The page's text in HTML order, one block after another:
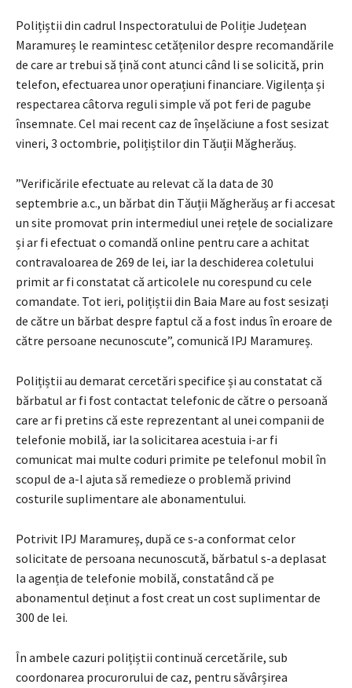
Polițiștii din cadrul Inspectoratului de Poliție Județean
Maramureș le reamintesc cetățenilor despre recomandările
de care ar trebui să țină cont atunci când li se solicită, prin
telefon, efectuarea unor operațiuni financiare. Vigilența și
respectarea câtorva reguli simple vă pot feri de pagube
însemnate. Cel mai recent caz de înșelăciune a fost sesizat
vineri, 3 octombrie, polițiștilor din Tăuții Măgherăuș.
”Verificările efectuate au relevat că la data de 30
septembrie a.c., un bărbat din Tăuții Măgherăuș ar fi accesat
un site promovat prin intermediul unei rețele de socializare
și ar fi efectuat o comandă online pentru care a achitat
contravaloarea de 269 de lei, iar la deschiderea coletului
primit ar fi constatat că articolele nu corespund cu cele
comandate. Tot ieri, polițiștii din Baia Mare au fost sesizați
de către un bărbat despre faptul că a fost indus în eroare de
către persoane necunoscute”, comunică IPJ Maramureș.
Polițiștii au demarat cercetări specifice și au constatat că
bărbatul ar fi fost contactat telefonic de către o persoană
care ar fi pretins că este reprezentant al unei companii de
telefonie mobilă, iar la solicitarea acestuia i-ar fi
comunicat mai multe coduri primite pe telefonul mobil în
scopul de a-l ajuta să remedieze o problemă privind
costurile suplimentare ale abonamentului.
Potrivit IPJ Maramureș, după ce s-a conformat celor
solicitate de persoana necunoscută, bărbatul s-a deplasat
la agenția de telefonie mobilă, constatând că pe
abonamentul deținut a fost creat un cost suplimentar de
300 de lei.
În ambele cazuri polițiștii continuă cercetările, sub
coordonarea procurorului de caz, pentru săvârșirea